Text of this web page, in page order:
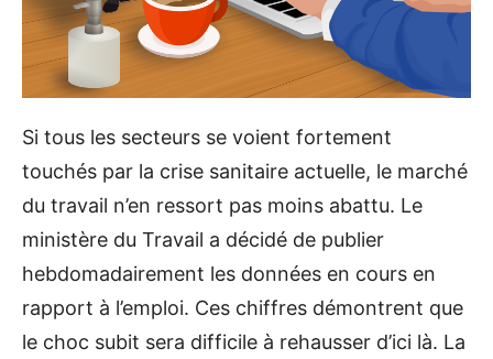
Si tous les secteurs se voient fortement
touchés par la crise sanitaire actuelle, le marché
du travail n’en ressort pas moins abattu. Le
ministère du Travail a décidé de publier
hebdomadairement les données en cours en
rapport à l’emploi. Ces chiffres démontrent que
le choc subit sera difficile à rehausser d’ici là. La